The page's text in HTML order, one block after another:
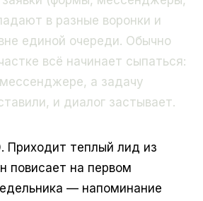
в разные воронки и
единой очереди. Обычно
всё начинает сыпаться:
а задачу
и диалог застывает.
Приходит теплый лид из
повисает на первом
— напоминание